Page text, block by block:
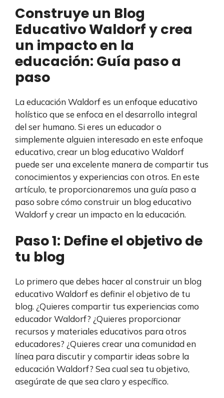
Construye un Blog
Educativo Waldorf y crea
un impacto en la
educación: Guía paso a
paso
La educación Waldorf es un enfoque educativo
holístico que se enfoca en el desarrollo integral
del ser humano. Si eres un educador o
simplemente alguien interesado en este enfoque
educativo, crear un blog educativo Waldorf
puede ser una excelente manera de compartir tus
conocimientos y experiencias con otros. En este
artículo, te proporcionaremos una guía paso a
paso sobre cómo construir un blog educativo
Waldorf y crear un impacto en la educación.
Paso 1: Define el objetivo de
tu blog
Lo primero que debes hacer al construir un blog
educativo Waldorf es definir el objetivo de tu
blog. ¿Quieres compartir tus experiencias como
educador Waldorf? ¿Quieres proporcionar
recursos y materiales educativos para otros
educadores? ¿Quieres crear una comunidad en
línea para discutir y compartir ideas sobre la
educación Waldorf? Sea cual sea tu objetivo,
asegúrate de que sea claro y específico.